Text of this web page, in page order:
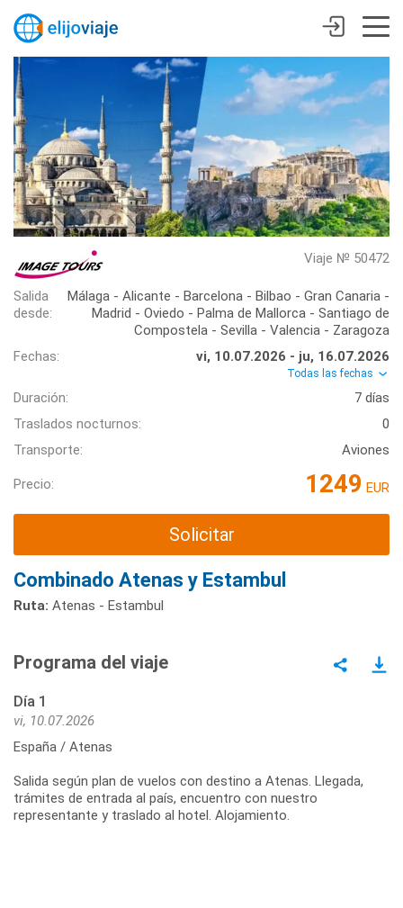
Viaje № 50472
Salida
desde:
Málaga - Alicante - Barcelona - Bilbao - Gran Canaria -
Madrid - Oviedo - Palma de Mallorca - Santiago de
Compostela - Sevilla - Valencia - Zaragoza
Fechas:
vi, 10.07.2026 - ju, 16.07.2026
Todas las fechas
Duración:
7 días
Traslados nocturnos:
0
Transporte:
Aviones
Precio: 1249 EUR
Solicitar
Combinado Atenas y Estambul
Ruta: Atenas - Estambul
Programa del viaje
Día 1
vi, 10.07.2026
España / Atenas
Salida según plan de vuelos con destino a Atenas. Llegada,
trámites de entrada al país, encuentro con nuestro
representante y traslado al hotel. Alojamiento.